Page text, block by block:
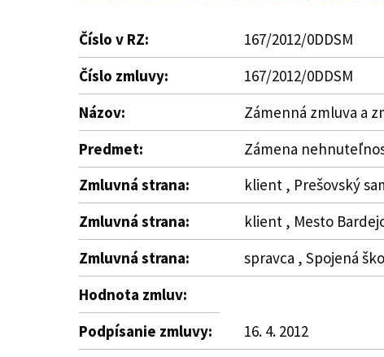
Číslo v RZ:
167/2012/0DDSM
Číslo zmluvy:
167/2012/0DDSM
Názov:
Zámenná zmluva a
Predmet:
Zámena
Zmluvná strana:
klient , Prešovský
Zmluvná strana:
klient , Mesto
Zmluvná strana:
spravca , Spojená
Hodnota zmluv:
Podpísanie zmluvy:
16. 4. 2012